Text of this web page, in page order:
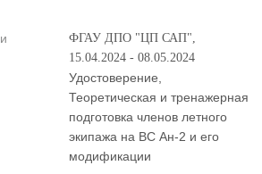
ФГАУ ДПО "ЦП САП",
15.04.2024 - 08.05.2024
Удостоверение,
Теоретическая и тренажерная
подготовка членов летного
экипажа на ВС Ан-2 и его
модификации